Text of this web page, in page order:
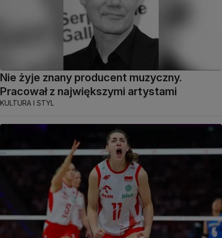
Nie żyje znany producent muzyczny.
Pracował z największymi artystami
KULTURA I STYL